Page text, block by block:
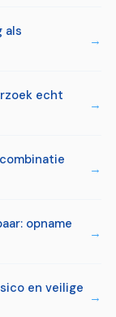
als
echt
opname
en veilige